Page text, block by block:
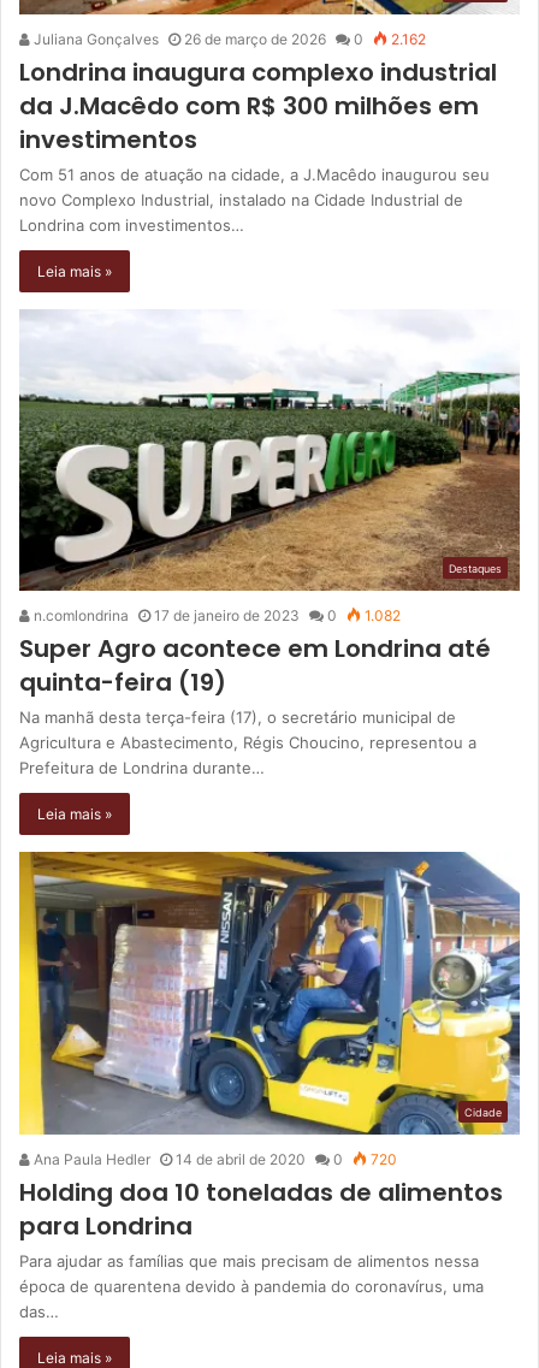
Juliana Gonçalves 26 de março de 2026 0 2.162
Londrina inaugura complexo industrial
da J.Macêdo com R$ 300 milhões em
investimentos
Com 51 anos de atuação na cidade, a J.Macêdo inaugurou seu
novo Complexo Industrial, instalado na Cidade Industrial de
Londrina com investimentos…
Leia mais »
Destaques
n.comlondrina 17 de janeiro de 2023 0 1.082
Super Agro acontece em Londrina até
quinta-feira (19)
Na manhã desta terça-feira (17), o secretário municipal de
Agricultura e Abastecimento, Régis Choucino, representou a
Prefeitura de Londrina durante…
Leia mais »
Cidade
Ana Paula Hedler 14 de abril de 2020 0 720
Holding doa 10 toneladas de alimentos
para Londrina
Para ajudar as famílias que mais precisam de alimentos nessa
época de quarentena devido à pandemia do coronavírus, uma
das…
Leia mais »